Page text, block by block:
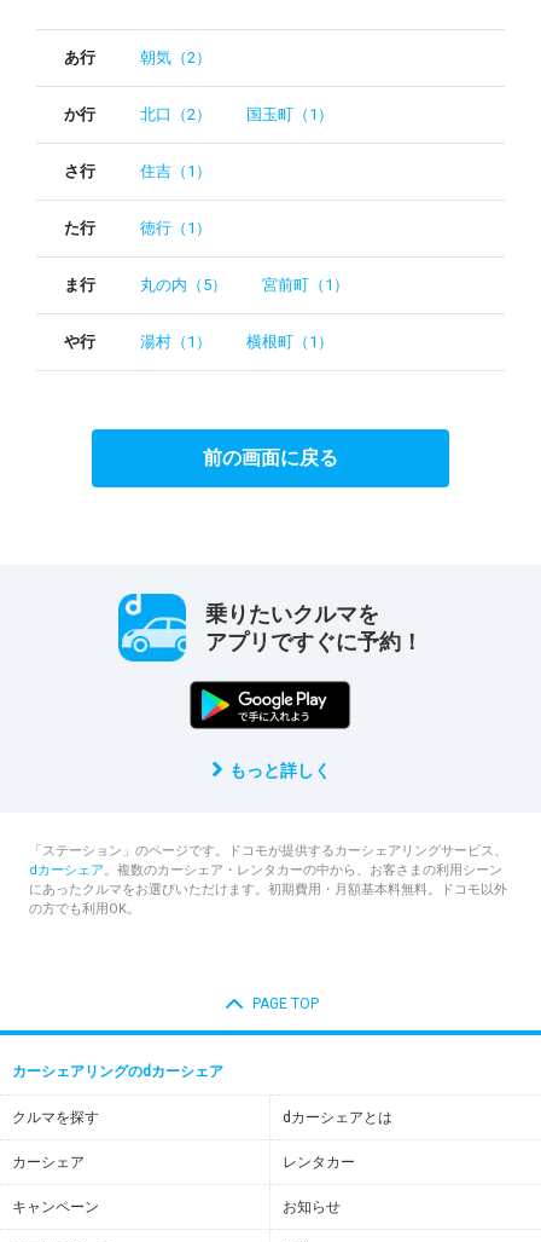
あ行 朝気（2）
か行 北口（2） 国玉町（1）
さ行 住吉（1）
た行 徳行（1）
ま行 丸の内（5） 宮前町（1）
や行 湯村（1） 横根町（1）
前の画面に戻る
乗りたいクルマを
アプリですぐに予約！
もっと詳しく
「ステーション」のページです。ドコモが提供するカーシェアリングサービス、
dカーシェア。複数のカーシェア・レンタカーの中から、お客さまの利用シーン
にあったクルマをお選びいただけます。初期費用・月額基本料無料。ドコモ以外
の方でも利用OK。
PAGE TOP
カーシェアリングのdカーシェア
クルマを探す dカーシェアとは
カーシェア レンタカー
キャンペーン お知らせ